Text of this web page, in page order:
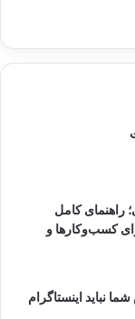
راهنمای کامل
کسب‌وکارها و
نباید اینستاگرام